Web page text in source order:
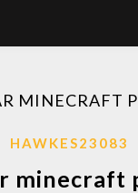
MINECRAFT
HAWKES23083
minecraft